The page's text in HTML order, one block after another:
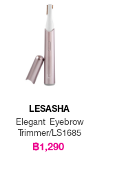
LESASHA
Elegant Eyebrow
Trimmer/LS1685
฿1,290